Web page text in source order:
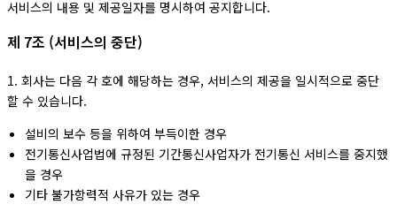
서비스의 내용 및 제공일자를 명시하여 공지합니다.
제 7조 (서비스의 중단)
1. 회사는 다음 각 호에 해당하는 경우, 서비스의 제공을 일시적으로 중단
할 수 있습니다.
설비의 보수 등을 위하여 부득이한 경우
전기통신사업법에 규정된 기간통신사업자가 전기통신 서비스를 중지했
을 경우
기타 불가항력적 사유가 있는 경우